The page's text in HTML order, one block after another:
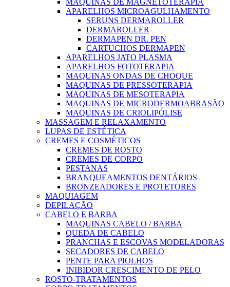
MAQUINAS DE MAGNETOTERAPIA
APARELHOS MICROAGULHAMENTO
SERUNS DERMAROLLER
DERMAROLLER
DERMAPEN DR. PEN
CARTUCHOS DERMAPEN
APARELHOS JATO PLASMA
APARELHOS FOTOTERAPIA
MAQUINAS ONDAS DE CHOQUE
MAQUINAS DE PRESSOTERAPIA
MAQUINAS DE MESOTERAPIA
MAQUINAS DE MICRODERMOABRASÃO
MAQUINAS DE CRIOLIPÓLISE
MASSAGEM E RELAXAMENTO
LUPAS DE ESTÉTICA
CREMES E COSMÉTICOS
CREMES DE ROSTO
CREMES DE CORPO
PESTANAS
BRANQUEAMENTOS DENTÁRIOS
BRONZEADORES E PROTETORES
MAQUIAGEM
DEPILAÇÃO
CABELO E BARBA
MAQUINAS CABELO / BARBA
QUEDA DE CABELO
PRANCHAS E ESCOVAS MODELADORAS
SECADORES DE CABELO
PENTE PARA PIOLHOS
INIBIDOR CRESCIMENTO DE PELO
ROSTO-TRATAMENTOS